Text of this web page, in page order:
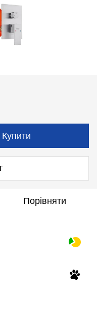
Купити
Порівняти